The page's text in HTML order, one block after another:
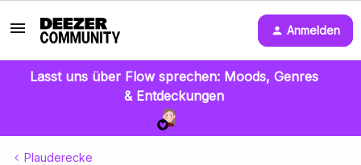
Anmelden
Lasst uns über Flow sprechen: Moods, Genres
& Entdeckungen
Plauderecke